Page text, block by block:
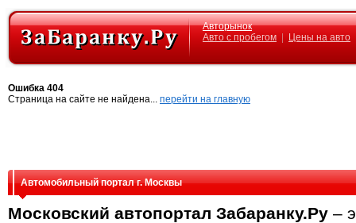
Авторынок
Авто с пробегом
Цены на авто
Ошибка 404
Страница на сайте не найдена... перейти на главную
Автомобильный портал г. Москвы
Московский автопортал Забаранку.Ру –